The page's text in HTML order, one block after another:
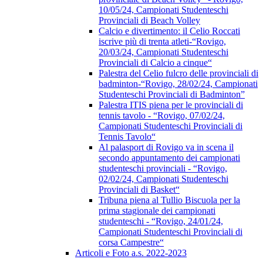
10/05/24, Campionati Studenteschi
Provinciali di Beach Volley
Calcio e divertimento: il Celio Roccati
iscrive più di trenta atleti-“Rovigo,
20/03/24, Campionati Studenteschi
Provinciali di Calcio a cinque“
Palestra del Celio fulcro delle provinciali di
badminton-“Rovigo, 28/02/24, Campionati
Studenteschi Provinciali di Badminton”
Palestra ITIS piena per le provinciali di
tennis tavolo - “Rovigo, 07/02/24,
Campionati Studenteschi Provinciali di
Tennis Tavolo“
Al palasport di Rovigo va in scena il
secondo appuntamento dei campionati
studenteschi provinciali - “Rovigo,
02/02/24, Campionati Studenteschi
Provinciali di Basket“
Tribuna piena al Tullio Biscuola per la
prima stagionale dei campionati
studenteschi - “Rovigo, 24/01/24,
Campionati Studenteschi Provinciali di
corsa Campestre“
Articoli e Foto a.s. 2022-2023